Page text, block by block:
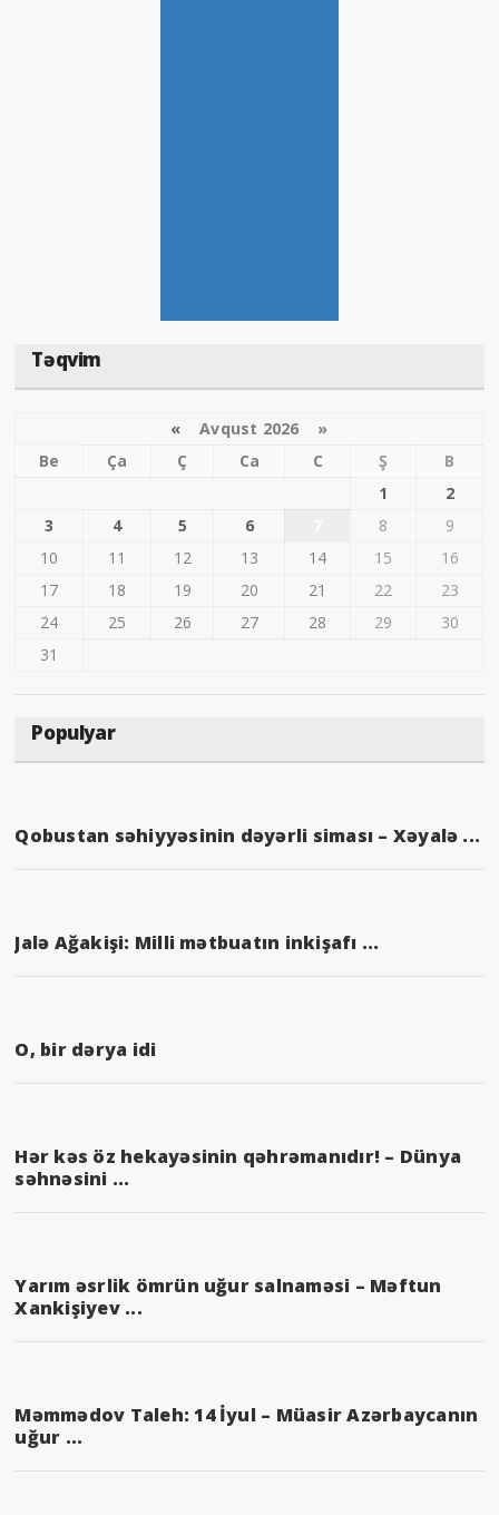
Təqvim
« Avqust 2026 »
Be
Ça Ç Ca C Ş
B
1
2
3
4 5 6 8
9
10
11 12 13 14 15
16
17
18 19 20 21 22
23
24
25 26 27 28 29
30
31
Populyar
Qobustan səhiyyəsinin dəyərli siması – Xəyalə ...
Jalə Ağakişi: Milli mətbuatın inkişafı ...
O, bir dərya idi
Hər kəs öz hekayəsinin qəhrəmanıdır! – Dünya
səhnəsini ...
Yarım əsrlik ömrün uğur salnaməsi – Məftun
Xankişiyev ...
Məmmədov Taleh: 14 İyul – Müasir Azərbaycanın
uğur ...